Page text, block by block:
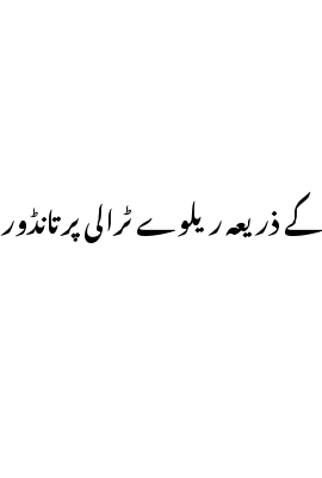
ریلوے ٹرالی پر تانڈور